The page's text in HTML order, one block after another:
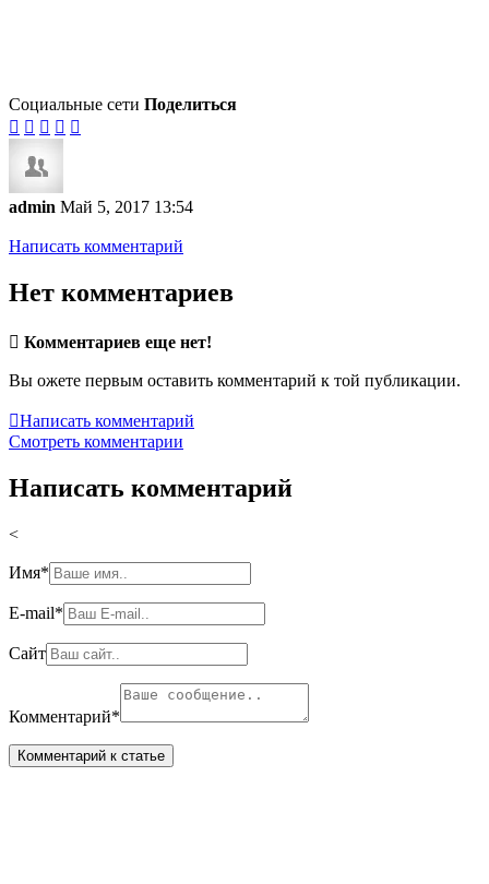
Социальные сети Поделиться
    
admin Май 5, 2017 13:54
Написать комментарий
Нет комментариев
 Комментариев еще нет!
Вы ожете первым оставить комментарий к той публикации.
Написать комментарий
Смотреть комментарии
Написать комментарий
<
Имя*
E-mail*
Сайт
Комментарий*